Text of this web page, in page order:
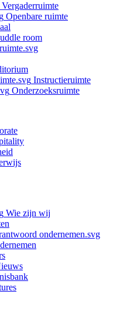
Vergaderruimte
Openbare ruimte
room
Instructieruimte
Onderzoeksruimte
Wie zijn wij